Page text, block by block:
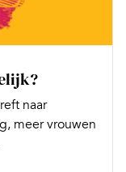
naar
meer vrouwen